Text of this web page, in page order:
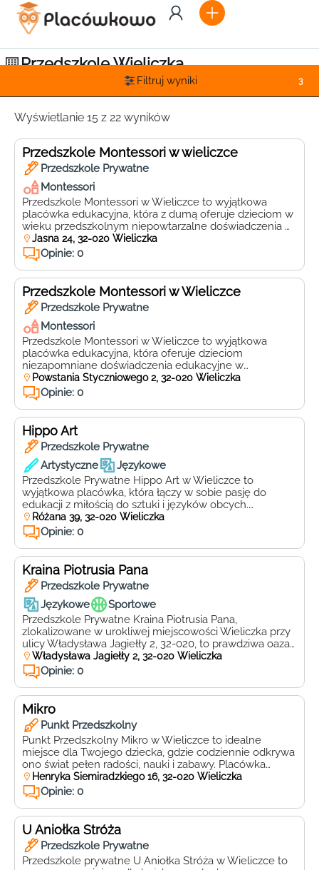
Przedszkole Wieliczka
Filtruj wyniki 3
Wyświetlanie 15 z 22 wyników
Przedszkole Montessori w wieliczce
Przedszkole Prywatne
Montessori
Przedszkole Montessori w Wieliczce to wyjątkowa
placówka edukacyjna, która z dumą oferuje dzieciom w
wieku przedszkolnym niepowtarzalne doświadczenia w
nauce i rozwoju. Znajdujące się przy ul. Jasnej 24, 32-
020, Wieliczka, przedszkole to miejsce, gdzie każde
dziecko jest traktowane indywidualnie, a jego potrzeby i
talenty są w pełni respektowane i rozwijane.
Przedszkole Montessori w Wieliczce działa […]
Jasna 24, 32-020 Wieliczka
Opinie: 0
Przedszkole Montessori w Wieliczce
Przedszkole Prywatne
Montessori
Przedszkole Montessori w Wieliczce to wyjątkowa
placówka edukacyjna, która oferuje dzieciom
niezapomniane doświadczenia edukacyjne w
przyjaznym i inspirującym środowisku. Zlokalizowane
przy ul. Powstania Styczniowego 2, 32-020 Wieliczka,
przedszkole to jest idealnym miejscem, gdzie najmłodsi
mogą rozwijać swoje talenty, zainteresowania i
umiejętności w duchu filozofii Montessori. Przedszkole
Montessori w Wieliczce stawia na indywidualne
podejście do każdego […]
Powstania Styczniowego 2, 32-020 Wieliczka
Opinie: 0
Hippo Art
Przedszkole Prywatne
Artystyczne
Językowe
Przedszkole Prywatne Hippo Art w Wieliczce to
wyjątkowa placówka, która łączy w sobie pasję do
edukacji z miłością do sztuki i języków obcych.
Znajdujące się przy ulicy Różanej 39, 32-020, Hippo Art
jest miejscem, gdzie dzieci mogą rozwijać swoje talenty
i zainteresowania w przyjaznym i inspirującym
otoczeniu. Hippo Art oferuje bogaty program
edukacyjny, który jest […]
Różana 39, 32-020 Wieliczka
Opinie: 0
Kraina Piotrusia Pana
Przedszkole Prywatne
Językowe
Sportowe
Przedszkole Prywatne Kraina Piotrusia Pana,
zlokalizowane w urokliwej miejscowości Wieliczka przy
ulicy Władysława Jagiełły 2, 32-020, to prawdziwa oaza
radości, nauki i zabawy dla najmłodszych. Wyróżnia się
nie tylko nowoczesnym podejściem do edukacji, ale
również ciepłą i przyjazną atmosferą, która sprawia, że
każde dziecko czuje się tu wyjątkowo. Kraina Piotrusia
Pana to miejsce, gdzie marzenia […]
Władysława Jagiełły 2, 32-020 Wieliczka
Opinie: 0
Mikro
Punkt Przedszkolny
Punkt Przedszkolny Mikro w Wieliczce to idealne
miejsce dla Twojego dziecka, gdzie codziennie odkrywa
ono świat pełen radości, nauki i zabawy. Placówka
zlokalizowana przy ulicy Henryka Siemiradzkiego 16, 32-
020 Wieliczka, oferuje ciepłe i przyjazne środowisko, w
którym maluchy rozwijają swoje talenty i umiejętności
pod czujnym okiem wykwalifikowanej kadry
pedagogicznej. Nauczyciele w Punkcie Przedszkolnym
Mikro to […]
Henryka Siemiradzkiego 16, 32-020 Wieliczka
Opinie: 0
U Aniołka Stróża
Przedszkole Prywatne
Przedszkole prywatne U Aniołka Stróża w Wieliczce to